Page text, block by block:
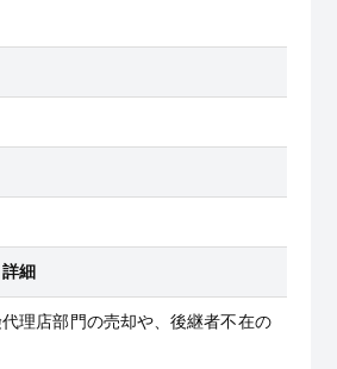
細
理店部門の売却や、後継者不在の